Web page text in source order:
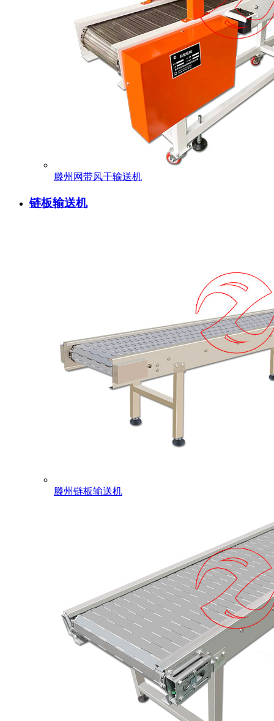
滕州网带风干输送机
链板输送机
滕州链板输送机